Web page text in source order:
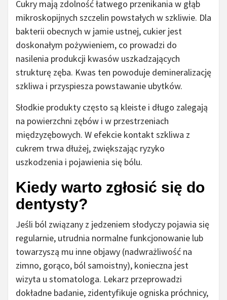
Cukry mają zdolność łatwego przenikania w głąb
mikroskopijnych szczelin powstałych w szkliwie. Dla
bakterii obecnych w jamie ustnej, cukier jest
doskonałym pożywieniem, co prowadzi do
nasilenia produkcji kwasów uszkadzających
strukturę zęba. Kwas ten powoduje demineralizację
szkliwa i przyspiesza powstawanie ubytków.
Słodkie produkty często są kleiste i długo zalegają
na powierzchni zębów i w przestrzeniach
międzyzębowych. W efekcie kontakt szkliwa z
cukrem trwa dłużej, zwiększając ryzyko
uszkodzenia i pojawienia się bólu.
Kiedy warto zgłosić się do
dentysty?
Jeśli ból związany z jedzeniem słodyczy pojawia się
regularnie, utrudnia normalne funkcjonowanie lub
towarzyszą mu inne objawy (nadwrażliwość na
zimno, gorąco, ból samoistny), konieczna jest
wizyta u stomatologa. Lekarz przeprowadzi
dokładne badanie, zidentyfikuje ogniska próchnicy,